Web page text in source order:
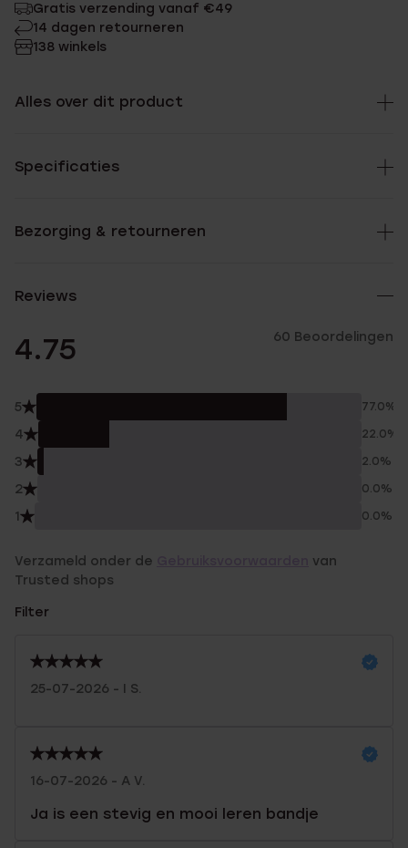
Gratis verzending vanaf €49
14 dagen retourneren
138 winkels
Alles over dit product
Specificaties
Bezorging & retourneren
Reviews
4.75 60 Beoordelingen
5 77.0%
4 22.0%
3 2.0%
2 0.0%
1 0.0%
Verzameld onder de
van
Trusted shops
Filter
25-07-2026 - I S.
16-07-2026 - A V.
Ja is een stevig en mooi leren bandje